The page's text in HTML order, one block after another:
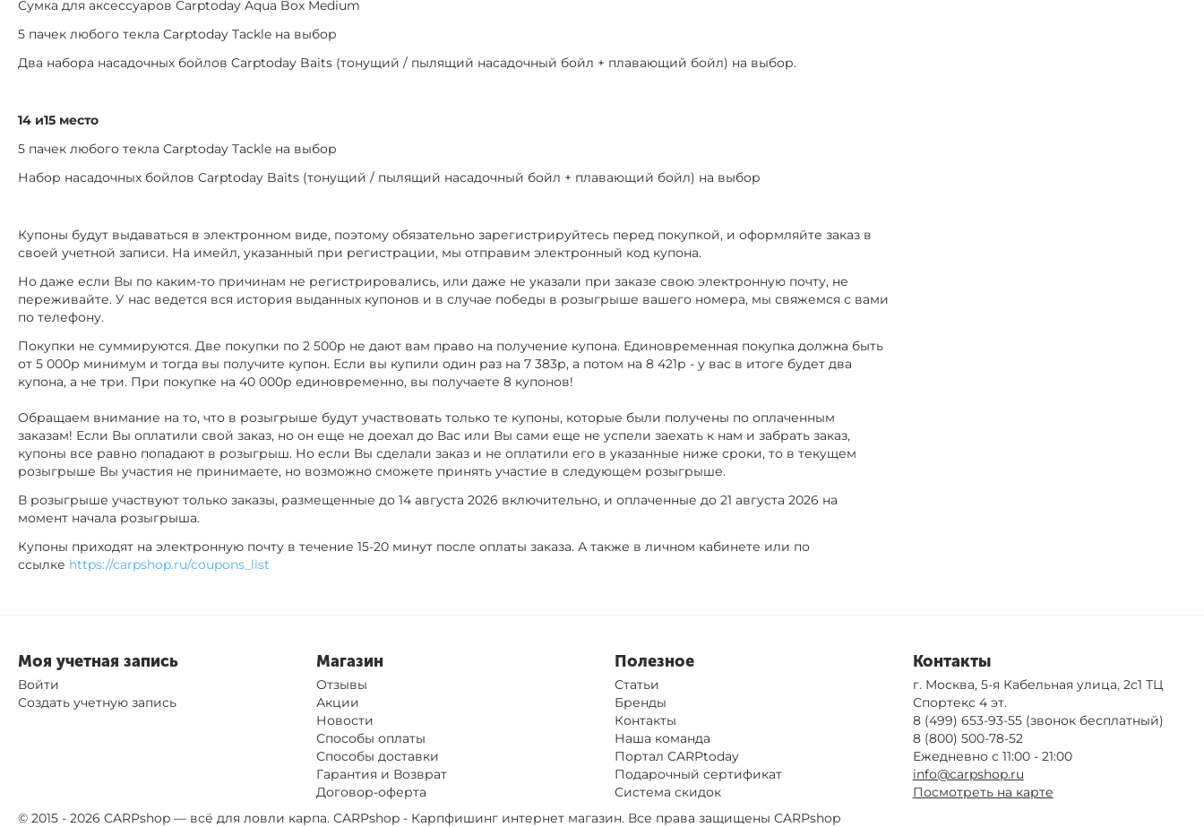
Сумка для аксессуаров Carptoday Aqua Box Medium
5 пачек любого текла Carptoday Tackle на выбор
Два набора насадочных бойлов Carptoday Baits (тонущий / пылящий насадочный бойл + плавающий бойл) на выбор.
14 и15 место
5 пачек любого текла Carptoday Tackle на выбор
Набор насадочных бойлов Carptoday Baits (тонущий / пылящий насадочный бойл + плавающий бойл) на выбор
Купоны будут выдаваться в электронном виде, поэтому обязательно зарегистрируйтесь перед покупкой, и оформляйте заказ в
своей учетной записи. На имейл, указанный при регистрации, мы отправим электронный код купона.
Но даже если Вы по каким-то причинам не регистрировались, или даже не указали при заказе свою электронную почту, не
переживайте. У нас ведется вся история выданных купонов и в случае победы в розыгрыше вашего номера, мы свяжемся с вами
по телефону.
Покупки не суммируются. Две покупки по 2 500р не дают вам право на получение купона. Единовременная покупка должна быть
от 5 000р минимум и тогда вы получите купон. Если вы купили один раз на 7 383р, а потом на 8 421р - у вас в итоге будет два
купона, а не три. При покупке на 40 000р единовременно, вы получаете 8 купонов!
Обращаем внимание на то, что в розыгрыше будут участвовать только те купоны, которые были получены по оплаченным
заказам! Если Вы оплатили свой заказ, но он еще не доехал до Вас или Вы сами еще не успели заехать к нам и забрать заказ,
купоны все равно попадают в розыгрыш. Но если Вы сделали заказ и не оплатили его в указанные ниже сроки, то в текущем
розыгрыше Вы участия не принимаете, но возможно сможете принять участие в следующем розыгрыше.
В розыгрыше участвуют только заказы, размещенные до 14 августа 2026 включительно, и оплаченные до 21 августа 2026 на
момент начала розыгрыша.
Купоны приходят на электронную почту в течение 15-20 минут после оплаты заказа. А также в личном кабинете или по
ссылке https://carpshop.ru/coupons_list
Моя учетная запись
Войти
Создать учетную запись
Магазин
Отзывы
Акции
Новости
Способы оплаты
Способы доставки
Гарантия и Возврат
Договор-оферта
Полезное
Статьи
Бренды
Контакты
Наша команда
Портал CARPtoday
Подарочный сертификат
Система скидок
Контакты
г. Москва, 5-я Кабельная улица, 2с1 ТЦ
Спортекс 4 эт.
8 (499) 653-93-55(звонок бесплатный)
8 (800) 500-78-52
Ежедневно с 11:00 - 21:00
info@carpshop.ru
Посмотреть на карте
© 2015 - 2026 CARPshop — всё для ловли карпа. CARPshop - Карпфишинг интернет магазин. Все права защищены CARPshop